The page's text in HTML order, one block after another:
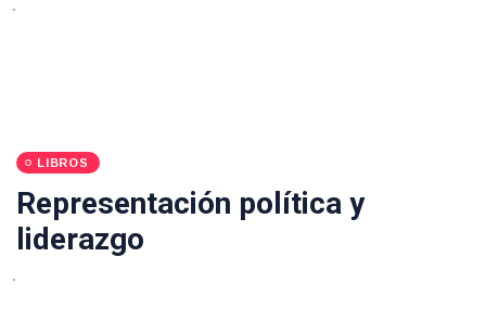
LIBROS
Representación política y
liderazgo